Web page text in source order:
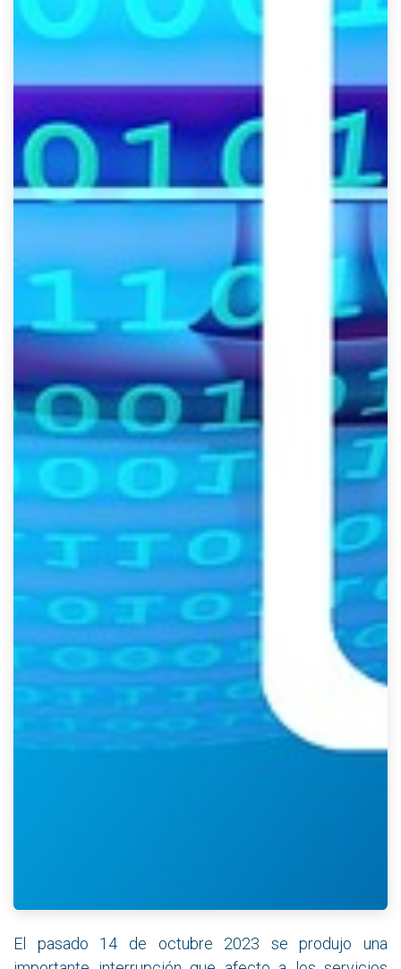
El pasado 14 de octubre 2023 se produjo una